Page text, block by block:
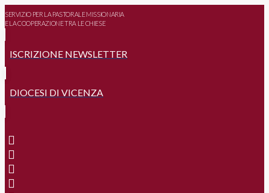
SERVIZIO PER LA PASTORALE MISSIONARIA
E LA COOPERAZIONE TRA LE CHIESE
ISCRIZIONE NEWSLETTER
DIOCESI DI VICENZA